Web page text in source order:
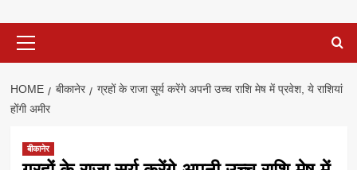
Menu
HOME बीकानेर
ग्रहों के राजा सूर्य करेंगे अपनी उच्च राशि मेष में प्रवेश, ये राशियां
होंगी अमीर
बीकानेर